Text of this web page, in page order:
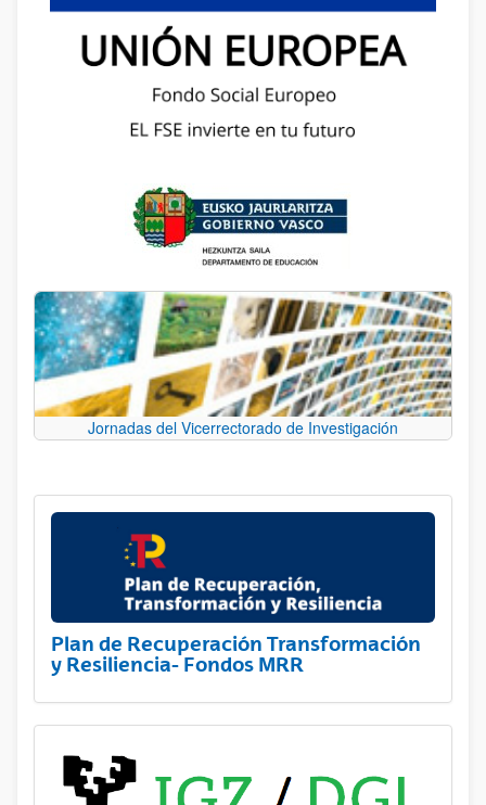
Jornadas del Vicerrectorado de Investigación
Plan de Recuperación Transformación
y Resiliencia- Fondos MRR